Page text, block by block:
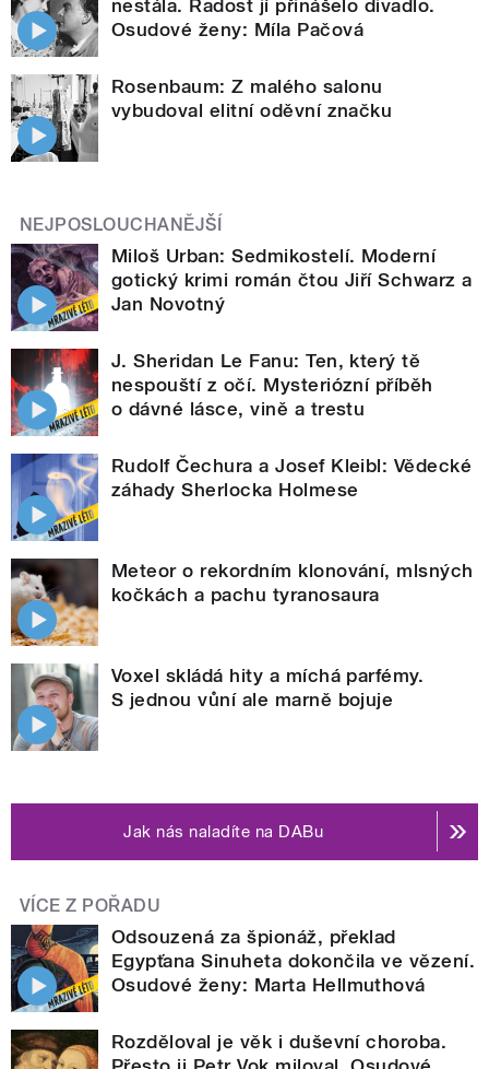
nestála. Radost jí přinášelo divadlo.
Osudové ženy: Míla Pačová
Rosenbaum: Z malého salonu
vybudoval elitní oděvní značku
NEJPOSLOUCHANĚJŠÍ
Miloš Urban: Sedmikostelí. Moderní
gotický krimi román čtou Jiří Schwarz a
Jan Novotný
J. Sheridan Le Fanu: Ten, který tě
nespouští z očí. Mysteriózní příběh
o dávné lásce, vině a trestu
Rudolf Čechura a Josef Kleibl: Vědecké
záhady Sherlocka Holmese
Meteor o rekordním klonování, mlsných
kočkách a pachu tyranosaura
Voxel skládá hity a míchá parfémy.
S jednou vůní ale marně bojuje
Jak nás naladíte na DABu
VÍCE Z POŘADU
Odsouzená za špionáž, překlad
Egypťana Sinuheta dokončila ve vězení.
Osudové ženy: Marta Hellmuthová
Rozděloval je věk i duševní choroba.